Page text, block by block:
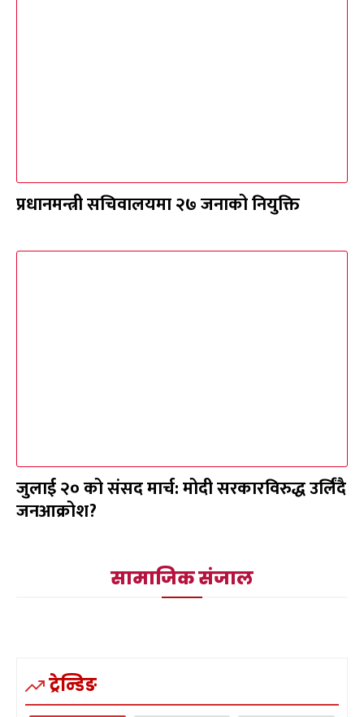
प्रधानमन्त्री सचिवालयमा २७ जनाको नियुक्ति
जुलाई २० को संसद मार्च: मोदी सरकारविरुद्ध उर्लिंदै
जनआक्रोश?
सामाजिक संजाल
ट्रेन्डिङ